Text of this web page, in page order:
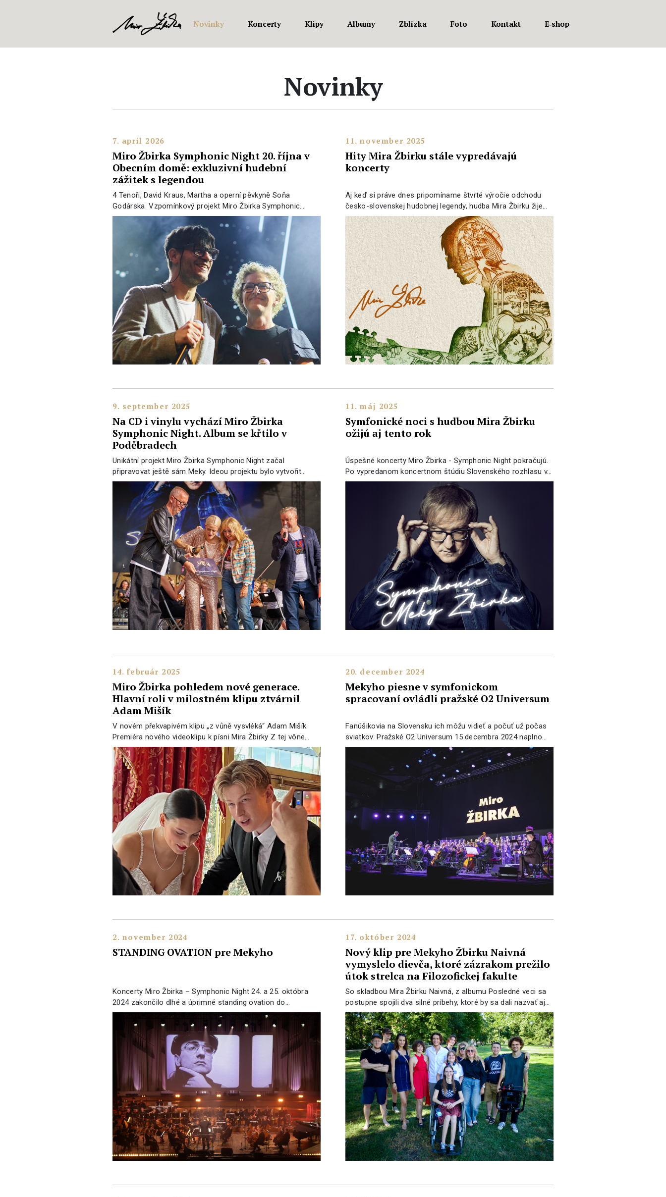
Novinky Koncerty Klipy Albumy Zblízka Foto Kontakt E‑shop
Novinky
7. apríl 2026
Miro Žbirka Symphonic Night 20. října v
Obecním domě: exkluzivní hudební
zážitek s legendou
4 Tenoři, David Kraus, Martha a operní pěvkyně Soňa
Godárska. Vzpomínkový projekt Miro Žbirka Symphonic…
11. november 2025
Hity Mira Žbirku stále vypredávajú
koncerty
Aj keď si práve dnes pripomíname štvrté výročie odchodu
česko-slovenskej hudobnej legendy, hudba Mira Žbirku žije…
9. september 2025
Na CD i vinylu vychází Miro Žbirka
Symphonic Night. Album se křtilo v
Poděbradech
Unikátní projekt Miro Žbirka Symphonic Night začal
připravovat ještě sám Meky. Ideou projektu bylo vytvořit…
11. máj 2025
Symfonické noci s hudbou Mira Žbirku
ožijú aj tento rok
Úspešné koncerty Miro Žbirka - Symphonic Night pokračujú.
Po vypredanom koncertnom štúdiu Slovenského rozhlasu v…
14. február 2025
Miro Žbirka pohledem nové generace.
Hlavní roli v milostném klipu ztvárnil
Adam Mišík
V novém překvapivém klipu „z vůně vysvléká“ Adam Mišík.
Premiéra nového videoklipu k písni Mira Žbirky Z tej vône…
20. december 2024
Mekyho piesne v symfonickom
spracovaní ovládli pražské O2 Universum
Fanúšikovia na Slovensku ich môžu vidieť a počuť už počas
sviatkov. Pražské O2 Universum 15.decembra 2024 naplno…
2. november 2024
STANDING OVATION pre Mekyho
Koncerty Miro Žbirka – Symphonic Night 24. a 25. októbra
2024 zakončilo dlhé a úprimné standing ovation do…
17. október 2024
Nový klip pre Mekyho Žbirku Naivná
vymyslelo dievča, ktoré zázrakom prežilo
útok strelca na Filozofickej fakulte
So skladbou Mira Žbirku Naivná, z albumu Posledné veci sa
postupne spojili dva silné príbehy, ktoré by sa dali nazvať aj…